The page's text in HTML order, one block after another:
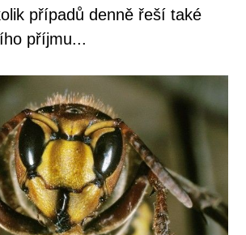
případů denně řeší také
příjmu...